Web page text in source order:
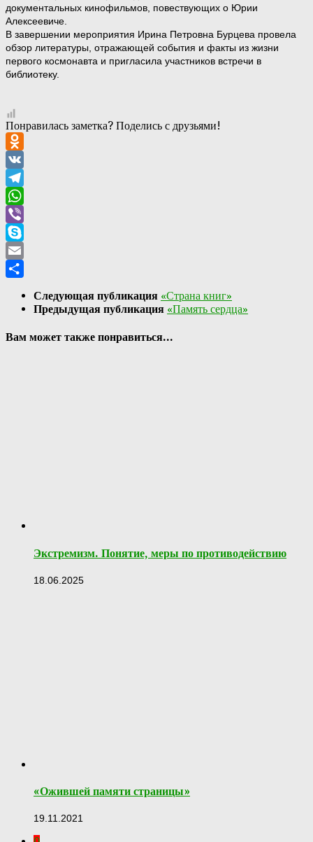
документальных кинофильмов, повествующих о Юрии
Алексеевиче.
В завершении мероприятия Ирина Петровна Бурцева провела
обзор литературы, отражающей события и факты из жизни
первого космонавта и пригласила участников встречи в
библиотеку.
Понравилась заметка? Поделись с друзьями!
Odnoklassniki
VK
Telegram
WhatsApp
Viber
Skype
Email
Следующая публикация «Страна книг»
Предыдущая публикация «Память сердца»
Вам может также понравиться...
Экстремизм. Понятие, меры по противодействию
18.06.2025
«Ожившей памяти страницы»
19.11.2021